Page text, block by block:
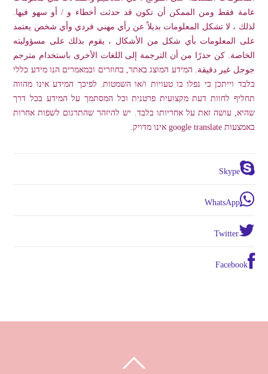
عامة فقط ومن الممكن أن تكون قد حدثت أخطاء و / أو سهو فيها.
لذلك ، لا تشكل المعلومات بديلاً عن رأي مهني فردي وأي شخص يعتمد
على المعلومات بأي شكل من الأشكال ، يقوم بذلك على مسؤوليته
الخاصة. كن حذرًا من أن الترجمة إلى اللغات الأخرى باستخدام مترجم
جوجل غير دقيقة. המידע המוצג באתר, בחוזרים ובמאמרים הנו מידע כללי
בלבד וייתכן כי נפלו בו טעויות ו/או השמטות. לפיכך המידע אינו מהווה
תחליף לחוות דעת מקצועית פרטנית וכל המסתמך על המידע בכל דרך
שהיא, עושה זאת על אחריותו בלבד. יש להיזהר שהתרגום לשפות אחרות
באמצעות google translate אינו מדויק.
Skype
WhatsApp
Twitter
Facebook